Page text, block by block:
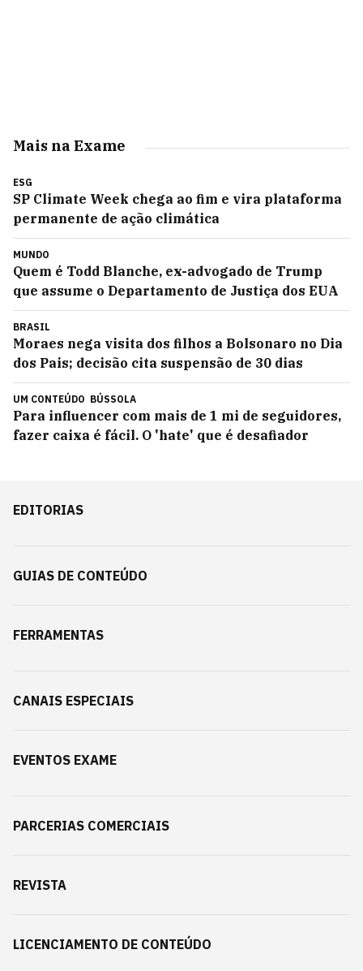
Mais na Exame
ESG
SP Climate Week chega ao fim e vira plataforma
permanente de ação climática
MUNDO
Quem é Todd Blanche, ex-advogado de Trump
que assume o Departamento de Justiça dos EUA
BRASIL
Moraes nega visita dos filhos a Bolsonaro no Dia
dos Pais; decisão cita suspensão de 30 dias
UM CONTEÚDO BÚSSOLA
Para influencer com mais de 1 mi de seguidores,
fazer caixa é fácil. O 'hate' que é desafiador
EDITORIAS
GUIAS DE CONTEÚDO
FERRAMENTAS
CANAIS ESPECIAIS
EVENTOS EXAME
PARCERIAS COMERCIAIS
REVISTA
LICENCIAMENTO DE CONTEÚDO